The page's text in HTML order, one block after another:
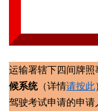
运输署辖下四间牌
候系统（详情请按此
驾驶考试申请的申